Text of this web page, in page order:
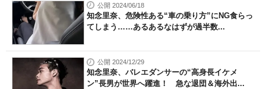
公開 2024/06/18
知念里奈、危険性ある“車の乗り方”にNG食らっ
てしまう……あるあるなはずが過半数...
公開 2024/12/29
知念里奈、バレエダンサーの“高身長イケメ
ン”長男が世界へ躍進！ 急な退団＆海外出...